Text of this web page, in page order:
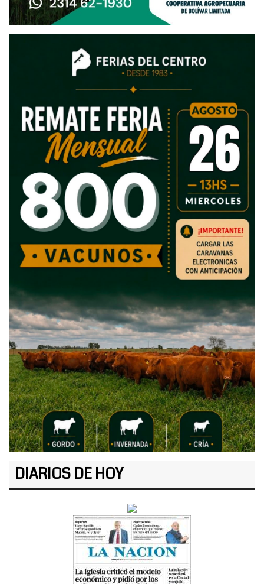
DIARIOS DE HOY